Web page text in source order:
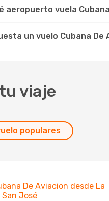
aeropuerto vuela
un vuelo Cubana De
viaje
populares
De Aviacion desde La
San José